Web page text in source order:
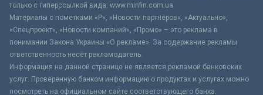
только с гиперссылкой вида: www.minfin.com.ua
Материалы с пометками «Р», «Новости партнёров», «Актуально»,
«Спецпроект», «Новости компаний», «Промо» – это реклама в
понимании Закона Украины «О рекламе». За содержание рекламы
ответственность несёт рекламодатель.
Информация на данной странице не является рекламой банковских
услуг. Проверенную банком информацию о продуктах и услугах можно
посмотреть на официальном сайте соответствующего банка.